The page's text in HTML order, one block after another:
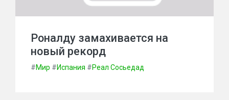
Роналду замахивается на
новый рекорд
#Мир #Испания #Реал Сосьедад